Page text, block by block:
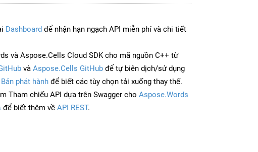
Dashboard để nhận hạn ngạch API miễn phí và chi tiết
và Aspose.Cells Cloud SDK cho mã nguồn C++ từ
và Aspose.Cells GitHub để tự biên dịch/sử dụng
Bản phát hành để biết các tùy chọn tải xuống thay thế.
Tham chiếu API dựa trên Swagger cho Aspose.Words
để biết thêm về API REST.